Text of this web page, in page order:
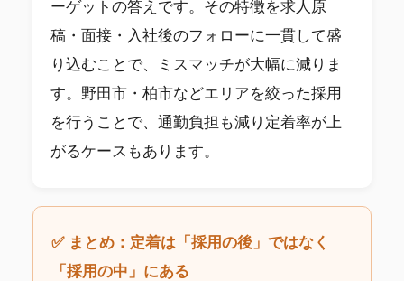
ーゲットの答えです。その特徴を求人原
稿・面接・入社後のフォローに一貫して盛
り込むことで、ミスマッチが大幅に減りま
す。野田市・柏市などエリアを絞った採用
を行うことで、通勤負担も減り定着率が上
がるケースもあります。
✅ まとめ：定着は「採用の後」ではなく
「採用の中」にある